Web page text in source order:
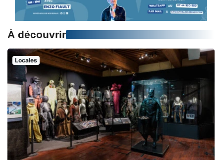
À découvrir
Locales